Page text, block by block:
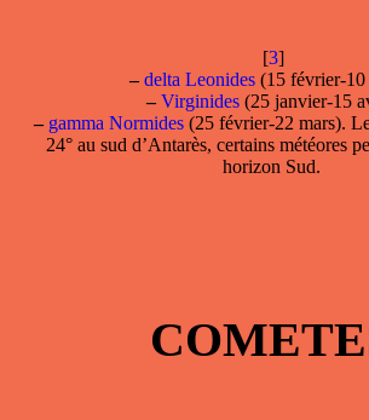
[3]
– delta Leonides (15 février-10
– Virginides(25 janvier-15
– gamma Normides(25 février-22 mars).
24° au sud d’Antarès, certains météores
horizon Sud.